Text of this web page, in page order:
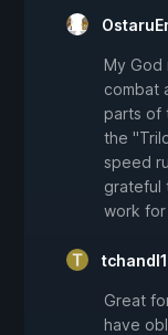
My God
combat
parts of
the
speed
grateful
work for
tchandl1
Great
have